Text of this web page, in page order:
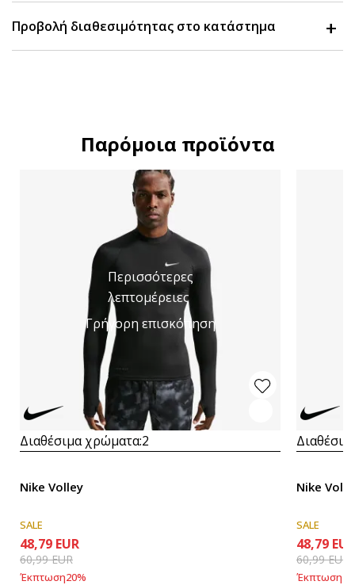
Προβολή διαθεσιμότητας στο κατάστημα
Παρόμοια προϊόντα
Περισσότερες
λεπτομέρειες
Γρήγορη επισκόπηση
Διαθέσιμα χρώματα:2
Nike Volley
SALE
48,79 EUR
60,99EUR
Έκπτωση20%
Nike
SALE
48,79 EUR
60,99EUR
Έκπτωση